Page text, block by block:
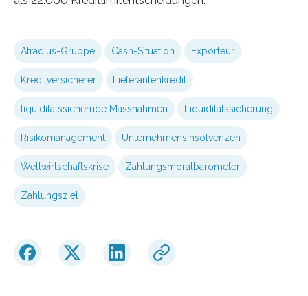
Atradius-Gruppe Cash-Situation Exporteur
Kreditversicherer Lieferantenkredit
liquiditätssichernde Massnahmen Liquiditätssicherung
Risikomanagement Unternehmensinsolvenzen
Weltwirtschaftskrise Zahlungsmoralbarometer
Zahlungsziel